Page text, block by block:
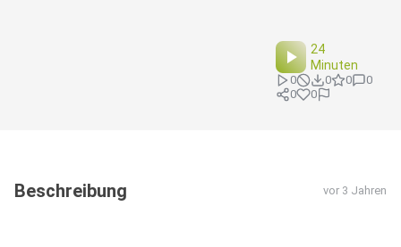
24
Minuten
0 0 0
0
0
0
Beschreibung vor 3 Jahren